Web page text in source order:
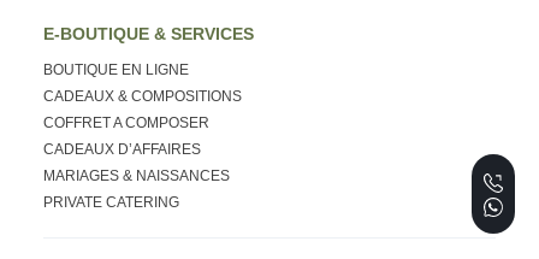
E-BOUTIQUE & SERVICES
BOUTIQUE EN LIGNE
CADEAUX & COMPOSITIONS
COFFRET A COMPOSER
CADEAUX D’AFFAIRES
MARIAGES & NAISSANCES
PRIVATE CATERING